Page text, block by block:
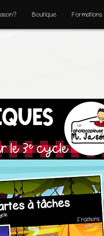
Boutique Formations